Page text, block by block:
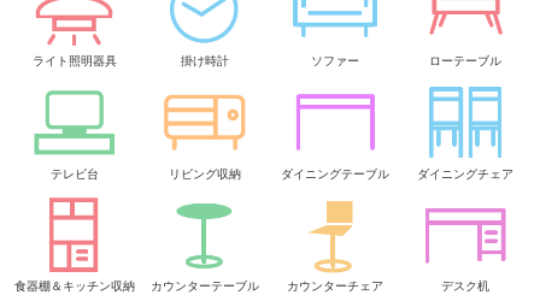
ライト照明器具 掛け時計 ソファー ローテーブル
テレビ台 リビング収納 ダイニングテーブル ダイニングチェア
食器棚＆キッチン収納 カウンターテーブル カウンターチェア デスク机